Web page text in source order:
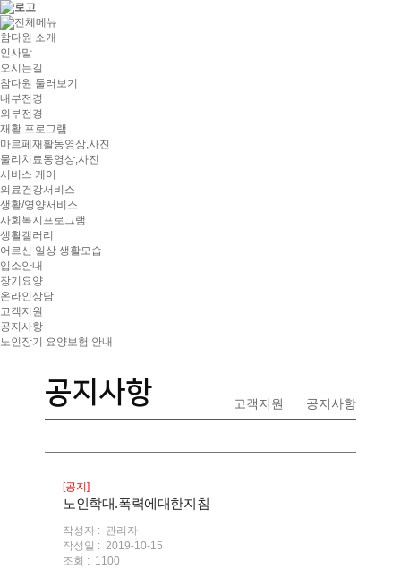
참다원 소개
인사말
오시는길
참다원 둘러보기
내부전경
외부전경
재활 프로그램
마르페재활동영상,사진
물리치료동영상,사진
서비스 케어
의료건강서비스
생활/영양서비스
사회복지프로그램
생활갤러리
어르신 일상 생활모습
입소안내
장기요양
온라인상담
고객지원
공지사항
노인장기 요양보험 안내
공지사항 고객지원 공지사항
[공지]
노인학대.폭력에대한지침
작성자 : 관리자
작성일 : 2019-10-15
조회 : 1100